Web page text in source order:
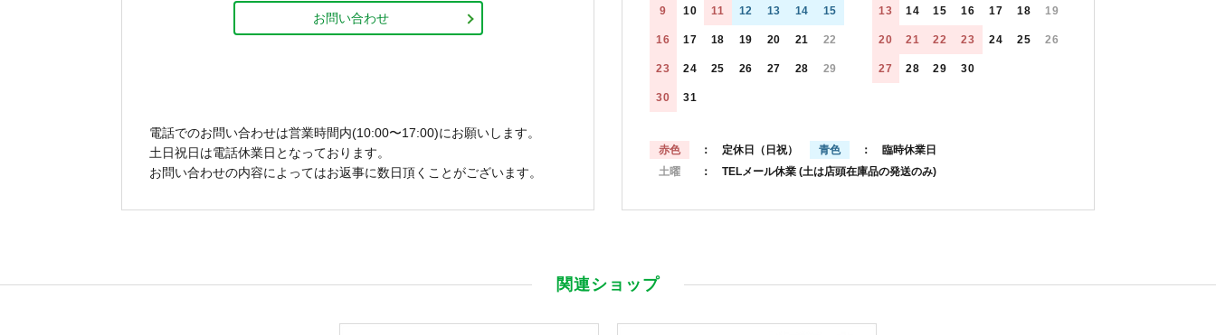
お問い合わせ
電話でのお問い合わせは営業時間内(10:00〜17:00)にお願いします。
土日祝日は電話休業日となっております。
お問い合わせの内容によってはお返事に数日頂くことがございます。
9 10 11 12 13 14 15
16 17 18 19 20 21 22
23 24 25 26 27 28 29
30 31
13 14 15 16 17 18 19
20 21 22 23 24 25 26
27 28 29 30
赤色 ： 定休日（日祝） 青色
： 臨時休業日
土曜
： TELメール休業 (土は店頭在庫品の発送のみ)
関連ショップ